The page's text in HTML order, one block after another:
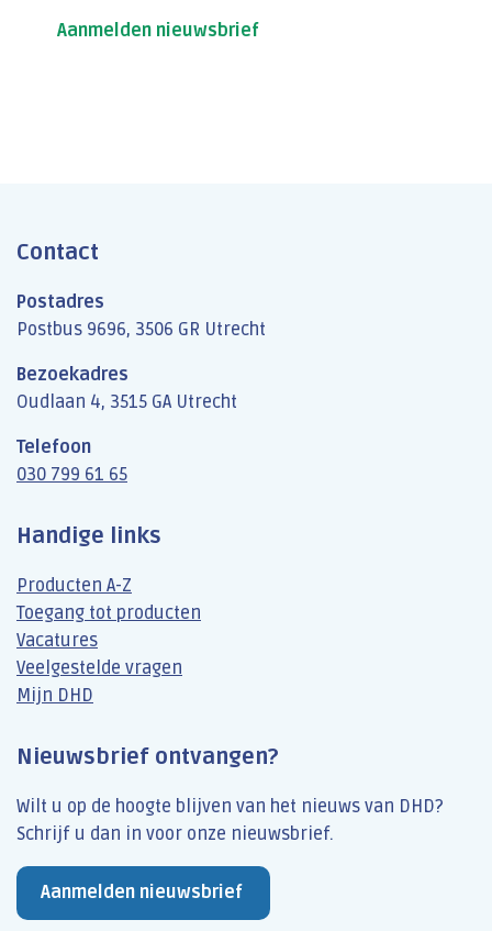
Aanmelden nieuwsbrief
Contact
Postadres
Postbus 9696, 3506 GR Utrecht
Bezoekadres
Oudlaan 4, 3515 GA Utrecht
Telefoon
030 799 61 65
Handige links
Producten A-Z
Toegang tot producten
Vacatures
Veelgestelde vragen
Mijn DHD
Nieuwsbrief ontvangen?
Wilt u op de hoogte blijven van het nieuws van DHD?
Schrijf u dan​ in voor onze nieuwsbrief.
Aanmelden nieuwsbrief